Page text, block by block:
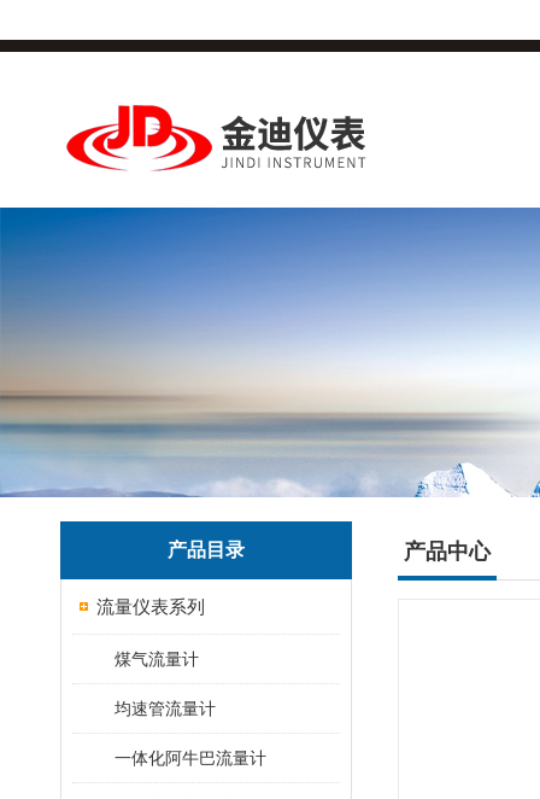
产品目录
流量仪表系列
煤气流量计
均速管流量计
一体化阿牛巴流量计
产品中心